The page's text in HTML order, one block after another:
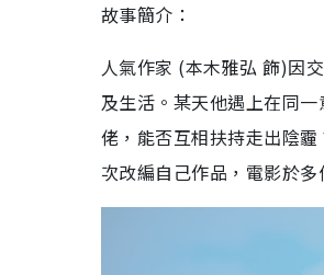
故事簡介：
人氣作家 (本木雅弘 飾)因
及生活。某天他遇上在同
佬，能否互相扶持走出陰
次改編自己作品，電影於